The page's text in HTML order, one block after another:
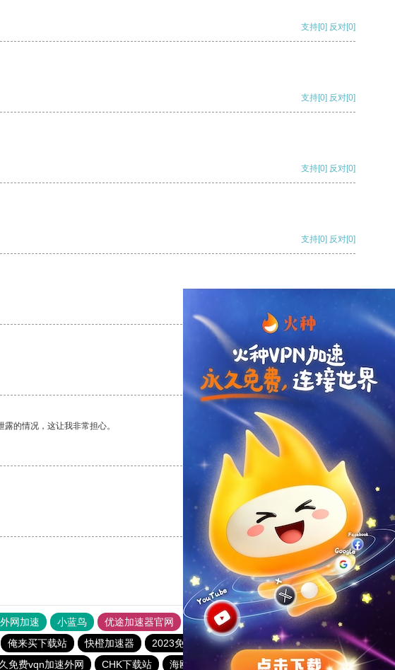
支持[0] 反对[0]
支持[0] 反对[0]
支持[0] 反对[0]
支持[0] 反对[0]
支持 [0] 反对[0]
的情况，这让我非常担心。
支持[0] 反对
支持[0] 反对[0]
网加速 小蓝鸟 优途加速器官网 风驰加速器 旋风加速器
八戒看书
俺来买下载站 快橙加速器 2023免费加速神器
tyl加速器官网
免费vqn加速外网 CHK下载站 海鸥下载站 1元机场